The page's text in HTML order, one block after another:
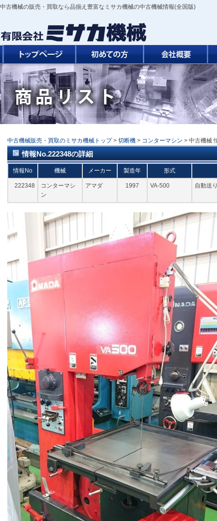
中古機械の販売・買取なら品揃え豊富なミサカ機械の中古機械情報(全国版)
中古機械販売・買取のミサカ機械トップ > 切断機 > コンターマシン > 中古機械
情報No.222348の詳細
情報No 機械 メーカー 製造年 形式
222348
コンターマシ
ン
アマダ 1997 VA-500 自動送